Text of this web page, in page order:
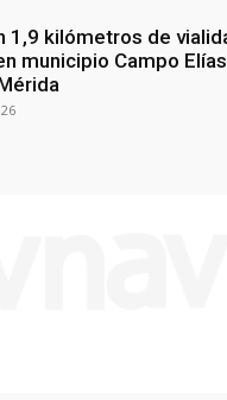
1,9 kilómetros de
municipio Campo